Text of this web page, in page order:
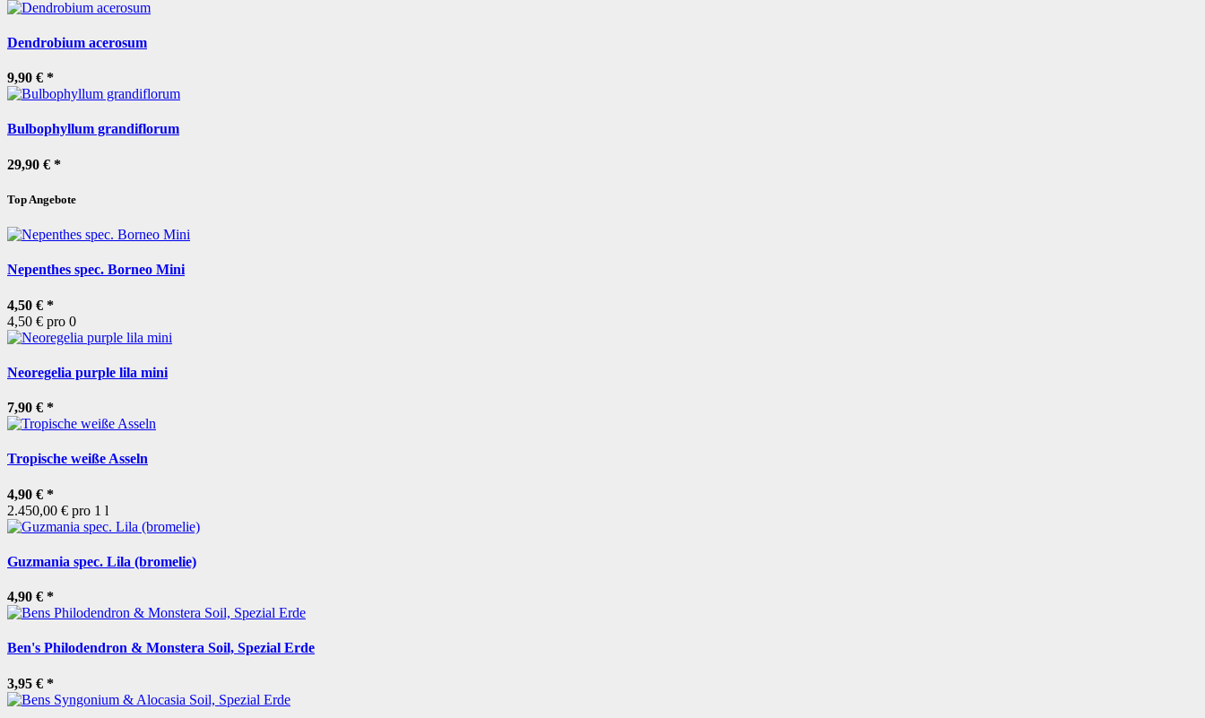
Dendrobium acerosum
9,90 € *
Bulbophyllum grandiflorum
29,90 € *
Top Angebote
Nepenthes spec. Borneo Mini
4,50 € *
4,50 € pro 0
Neoregelia purple lila mini
7,90 € *
Tropische weiße Asseln
4,90 € *
2.450,00 € pro 1 l
Guzmania spec. Lila (bromelie)
4,90 € *
Ben's Philodendron & Monstera Soil, Spezial Erde
3,95 € *